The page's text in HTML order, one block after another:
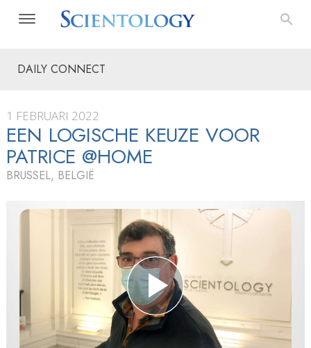
DAILY CONNECT
1 FEBRUARI 2022
EEN LOGISCHE KEUZE VOOR
PATRICE @HOME
BRUSSEL, BELGIË